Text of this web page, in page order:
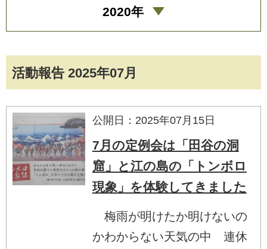
活動報告 2025年07月
公開日：2025年07月15日
7月の定例会は「田谷の洞
窟」と江の島の「トンボロ
現象」を体験してきました
梅雨が明けたか明けないの
かわからない天気の中 連休
2020年